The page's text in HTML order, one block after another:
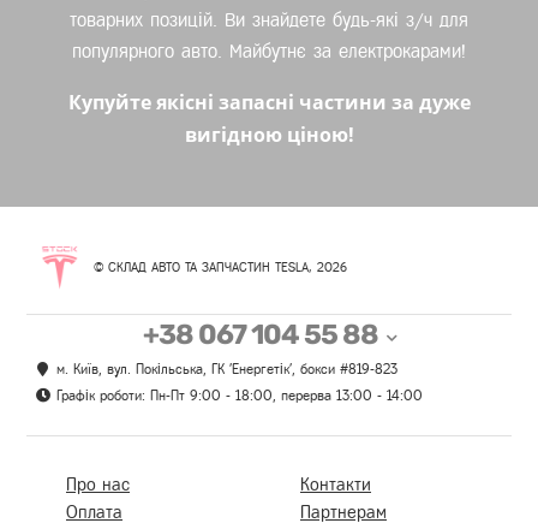
товарних позицій. Ви знайдете будь-які з/ч для
популярного авто. Майбутнє за електрокарами!
Купуйте якісні запасні частини за дуже
вигідною ціною!
© СКЛАД АВТО ТА ЗАПЧАСТИН TESLA, 2026
+38 067 104 55 88
м. Київ, вул. Покільська, ГК 'Енергетік', бокси #819-823
Графік роботи: Пн-Пт 9:00 - 18:00, перерва 13:00 - 14:00
Про нас
Оплата
Контакти
Партнерам